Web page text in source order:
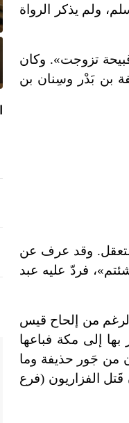
ولم يذكر الرواة
تزوجت». وكان
بن بَدْر وسِنان بن
وقد عرف عن
فردّ عليه عبد
من إلحاح قيس
إلى مكة فباعها
من جَور حذيفة وما
الفزاريون (فرع